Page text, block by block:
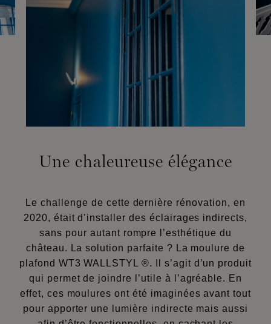
Une chaleureuse élégance
Le challenge de cette dernière rénovation, en
2020, était d’installer des éclairages indirects,
sans pour autant rompre l’esthétique du
château. La solution parfaite ? La moulure de
plafond WT3 WALLSTYL ®. Il s’agit d’un produit
qui permet de joindre l’utile à l’agréable. En
effet, ces moulures ont été imaginées avant tout
pour apporter une lumière indirecte mais aussi